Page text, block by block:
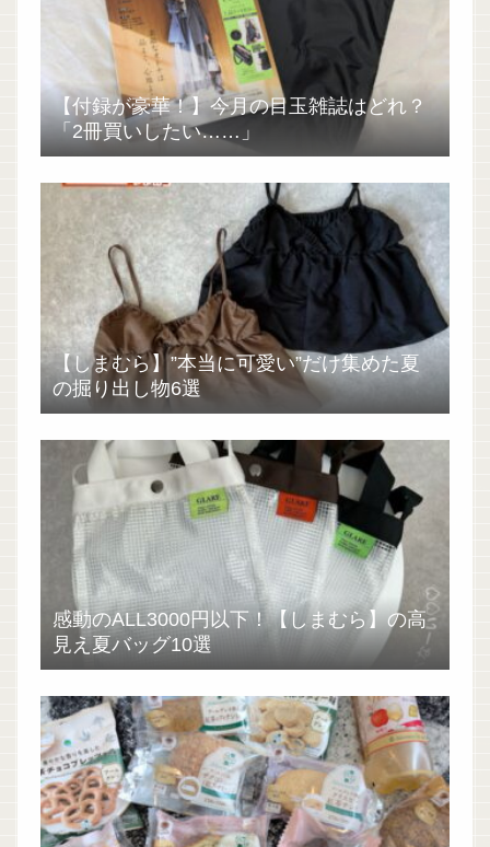
【付録が豪華！】今月の目玉雑誌はどれ？
「2冊買いしたい……」
【しまむら】”本当に可愛い”だけ集めた夏
の掘り出し物6選
感動のALL3000円以下！【しまむら】の高
見え夏バッグ10選